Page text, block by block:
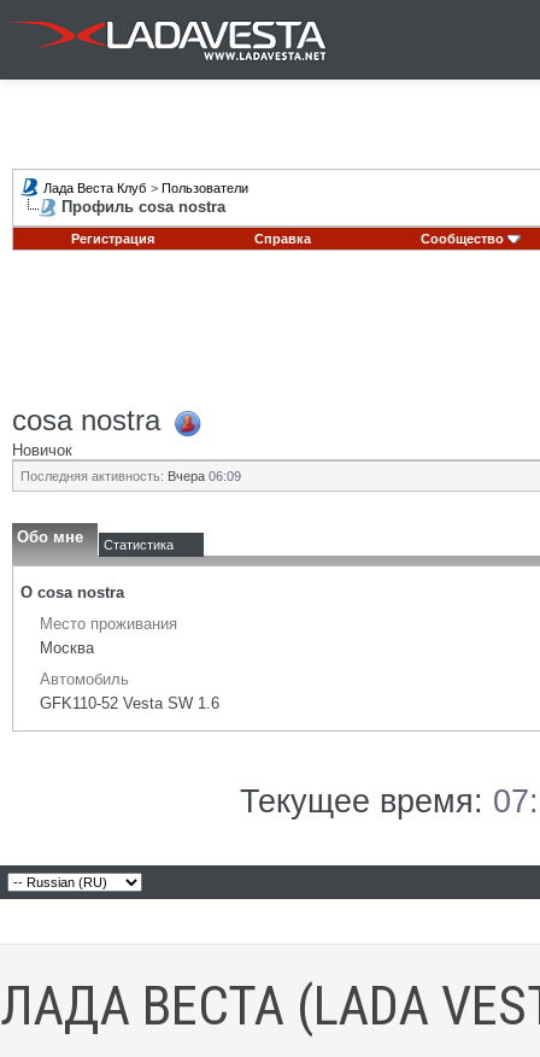
Лада Веста Клуб > Пользователи
Профиль cosa nostra
Регистрация Справка Сообщество
cosa nostra
Новичок
Последняя активность: Вчера 06:09
Обо мне Статистика
О cosa nostra
Место проживания
Москва
Автомобиль
GFK110-52 Vesta SW 1.6
Текущее время:
ЛАДА ВЕСТА (LADA